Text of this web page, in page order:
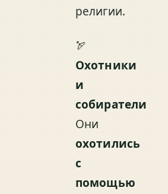
религии.
🏹
Охотники
и
собиратели
Они
охотились
с
помощью